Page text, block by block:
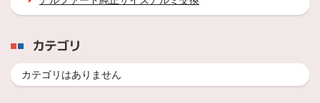
カテゴリ
カテゴリはありません